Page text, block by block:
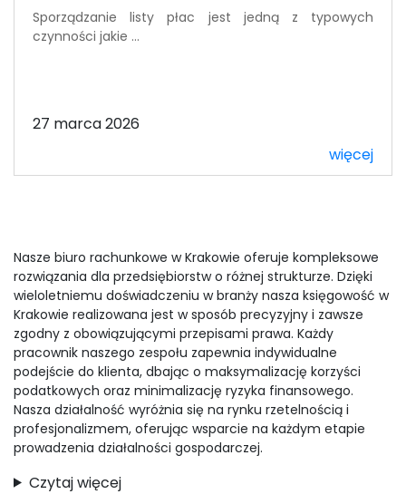
Sporządzanie listy płac jest jedną z typowych
czynności jakie ...
27 marca 2026
więcej
Nasze biuro rachunkowe w Krakowie oferuje kompleksowe
rozwiązania dla przedsiębiorstw o różnej strukturze. Dzięki
wieloletniemu doświadczeniu w branży nasza księgowość w
Krakowie realizowana jest w sposób precyzyjny i zawsze
zgodny z obowiązującymi przepisami prawa. Każdy
pracownik naszego zespołu zapewnia indywidualne
podejście do klienta, dbając o maksymalizację korzyści
podatkowych oraz minimalizację ryzyka finansowego.
Nasza działalność wyróżnia się na rynku rzetelnością i
profesjonalizmem, oferując wsparcie na każdym etapie
prowadzenia działalności gospodarczej.
Czytaj więcej